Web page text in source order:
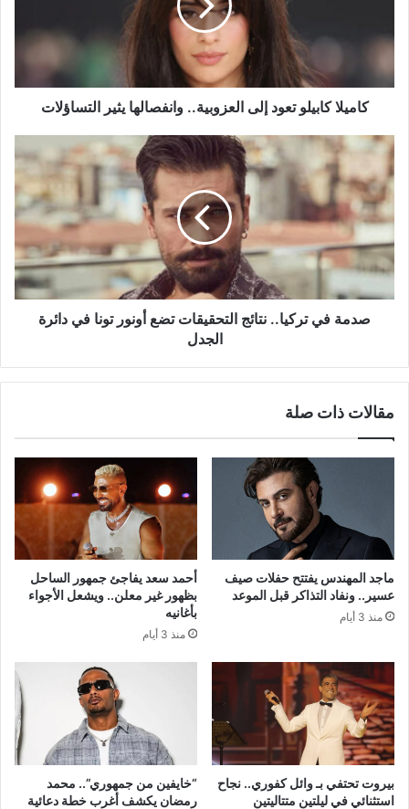
يثير
كاميلا كابيلو تعود إلى العزوبية.. وانفصالها يثير التساؤلات
صدمة
تركيا..
نتائج
التحقيقات
تضع
أونور
تونا
في
صدمة في تركيا.. نتائج التحقيقات تضع أونور تونا في دائرة
الجدل
مقالات ذات صلة
ماجد المهندس يفتتح حفلات صيف
عسير.. ونفاد التذاكر قبل الموعد
منذ 3 أيام
أحمد سعد يفاجئ جمهور الساحل
بظهور غير معلن.. ويشعل الأجواء
بأغانيه
منذ 3 أيام
بيروت تحتفي بـ وائل كفوري.. نجاح
استثنائي في ليلتين متتاليتين
“خايفين من جمهوري”.. محمد
رمضان يكشف أغرب خطة دعائية